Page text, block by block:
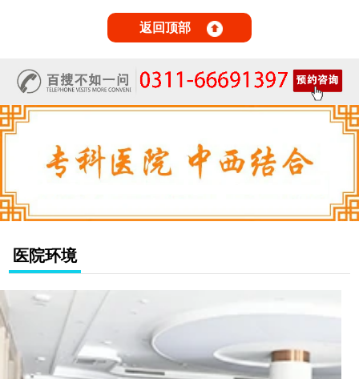
预。尤其是对银屑病变好或情况加剧的
现象更需要及时了解和掌握。
返回顶部
医院环境